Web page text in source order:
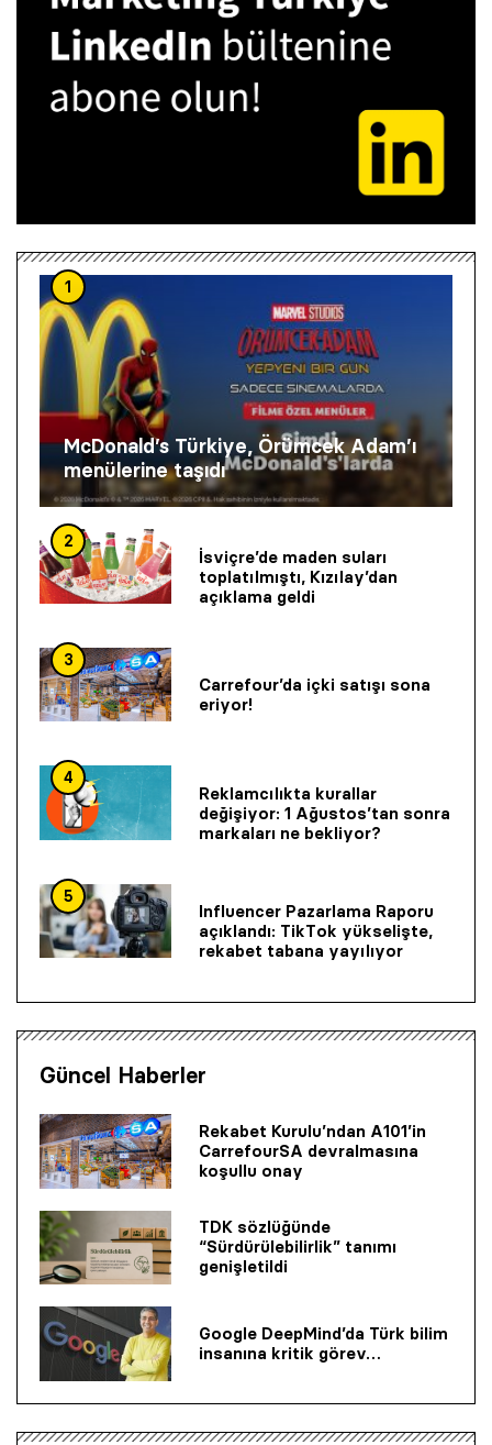
1
McDonald’s Türkiye, Örümcek Adam’ı
menülerine taşıdı
2
İsviçre’de maden suları
toplatılmıştı, Kızılay’dan
açıklama geldi
3
Carrefour’da içki satışı sona
eriyor!
4
Reklamcılıkta kurallar
değişiyor: 1 Ağustos’tan sonra
markaları ne bekliyor?
5
Influencer Pazarlama Raporu
açıklandı: TikTok yükselişte,
rekabet tabana yayılıyor
Güncel Haberler
Rekabet Kurulu’ndan A101’in
CarrefourSA devralmasına
koşullu onay
TDK sözlüğünde
“Sürdürülebilirlik” tanımı
genişletildi
Google DeepMind’da Türk bilim
insanına kritik görev…